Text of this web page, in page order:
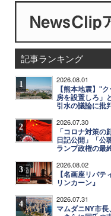
記事ランキング
1 2026.08.01
【熊本地震】"
房を設置しろ」
引水の議論に批
2 2026.07.30
「コロナ対策
日記公開」「公
ランプ政権の最
3 2026.08.02
【名画座リバ
リンカーン』
4 2026.07.31
マムダニNY市